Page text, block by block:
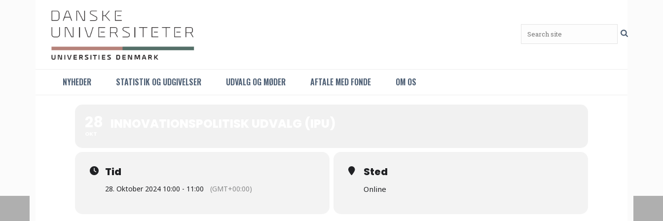
NYHEDER STATISTIK OG UDGIVELSER UDVALG OG MØDER AFTALE MED FONDE OM OS
Tid
28. Oktober 2024 10:00 - 11:00 (GMT+00:00)
Sted
Online